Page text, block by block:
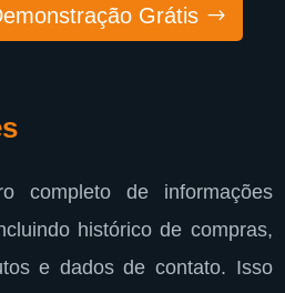
Grátis
completo de informações
histórico de compras,
e dados de contato. Isso